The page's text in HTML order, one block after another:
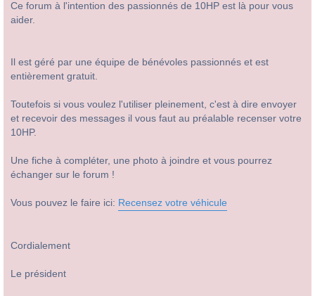
Ce forum à l'intention des passionnés de 10HP est là pour vous
aider.
Il est géré par une équipe de bénévoles passionnés et est
entièrement gratuit.
Toutefois si vous voulez l'utiliser pleinement, c'est à dire envoyer
et recevoir des messages il vous faut au préalable recenser votre
10HP.
Une fiche à compléter, une photo à joindre et vous pourrez
échanger sur le forum !
Vous pouvez le faire ici: Recensez votre véhicule
Cordialement
Le président